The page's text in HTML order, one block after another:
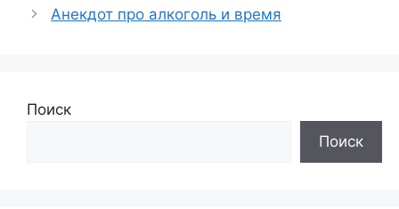
Анекдот про алкоголь и время
Поиск
Поиск